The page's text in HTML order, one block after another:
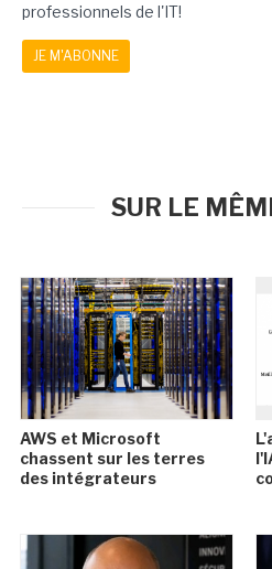
professionnels de l'IT!
JE M'ABONNE
SUR LE
AWS et Microsoft
chassent sur les terres
des intégrateurs